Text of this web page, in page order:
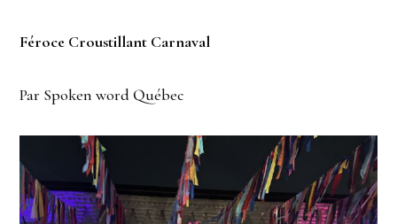
Féroce Croustillant Carnaval
Par Spoken word Québec